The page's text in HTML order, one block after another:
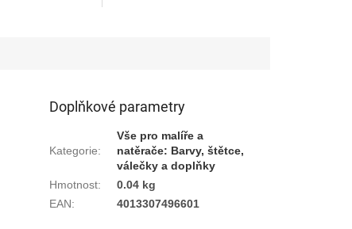
Doplňkové parametry
Kategorie:
Vše pro malíře a
natěrače: Barvy, štětce,
válečky a doplňky
Hmotnost:
0.04 kg
EAN: 4013307496601